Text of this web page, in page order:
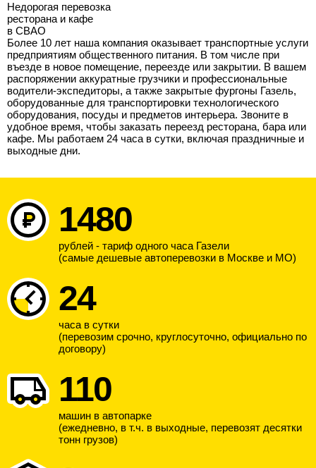
Недорогая перевозка
ресторана и кафе
в СВАО
Более 10 лет наша компания оказывает транспортные услуги
предприятиям общественного питания. В том числе при
въезде в новое помещение, переезде или закрытии. В вашем
распоряжении аккуратные грузчики и профессиональные
водители-экспедиторы, а также закрытые фургоны Газель,
оборудованные для транспортировки технологического
оборудования, посуды и предметов интерьера. Звоните в
удобное время, чтобы заказать переезд ресторана, бара или
кафе. Мы работаем 24 часа в сутки, включая праздничные и
выходные дни.
1480
рублей - тариф одного часа Газели
(самые дешевые автоперевозки в Москве и МО)
24
часа в сутки
(перевозим срочно, круглосуточно, официально по
договору)
110
машин в автопарке
(ежедневно, в т.ч. в выходные, перевозят десятки
тонн грузов)